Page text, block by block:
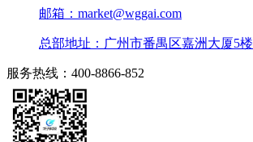
邮箱：market@wggai.com
总部地址：广州市番禺区嘉洲大厦5楼
服务热线：400-8866-852